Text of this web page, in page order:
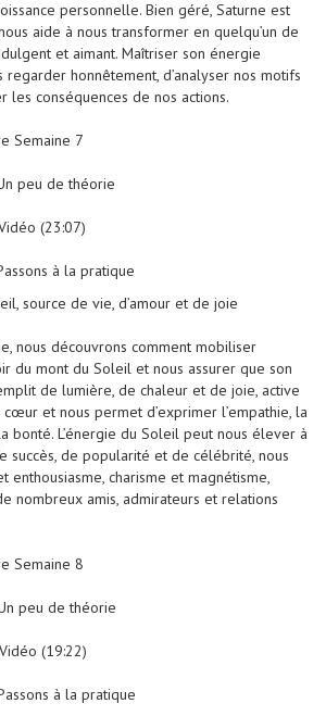
personnelle. Bien géré, Saturne est
aide à nous transformer en quelqu’un de
et aimant. Maîtriser son énergie
honnêtement, d’analyser nos motifs
les conséquences de nos actions.
Semaine 7
peu de théorie
(23:07)
à la pratique
source de vie, d’amour et de joie
nous découvrons comment mobiliser
du mont du Soleil et nous assurer que son
de lumière, de chaleur et de joie, active
et nous permet d’exprimer l’empathie, la
bonté. L’énergie du Soleil peut nous élever à
succès, de popularité et de célébrité, nous
enthousiasme, charisme et magnétisme,
nombreux amis, admirateurs et relations
Semaine 8
peu de théorie
(19:22)
à la pratique